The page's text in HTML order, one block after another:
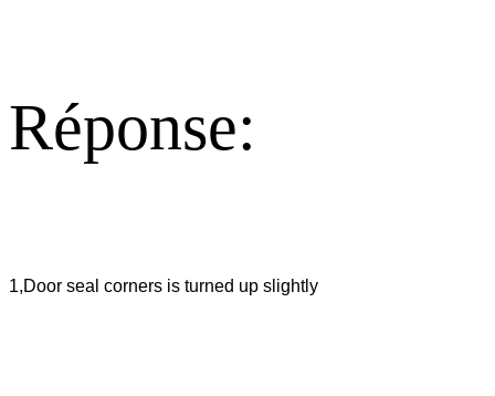
Réponse:
1,Door seal corners is turned up slightly